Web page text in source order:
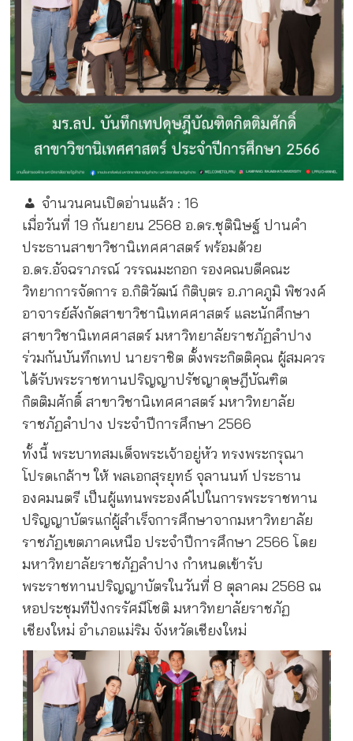
จำนวนคนเปิดอ่านแล้ว : 16
เมื่อวันที่ 19 กันยายน 2568 อ.ดร.ชุตินิษฐ์ ปานคำ
ประธานสาขาวิชานิเทศศาสตร์ พร้อมด้วย
อ.ดร.อัจฉราภรณ์ วรรณมะกอก รองคณบดีคณะ
วิทยาการจัดการ อ.กิติวัฒน์ กิติบุตร อ.ภาคภูมิ พิชวงค์
อาจารย์สังกัดสาขาวิชานิเทศศาสตร์ และนักศึกษา
สาขาวิชานิเทศศาสตร์ มหาวิทยาลัยราชภัฏลำปาง
ร่วมกันบันทึกเทป นายราชิต ตั้งพระกิตติคุณ ผู้สมควร
ได้รับพระราชทานปริญญาปรัชญาดุษฎีบัณฑิต
กิตติมศักดิ์ สาขาวิชานิเทศศาสตร์ มหาวิทยาลัย
ราชภัฏลำปาง ประจำปีการศึกษา 2566
ทั้งนี้ พระบาทสมเด็จพระเจ้าอยู่หัว ทรงพระกรุณา
โปรดเกล้าฯ ให้ พลเอกสุรยุทธ์ จุลานนท์ ประธาน
องคมนตรี เป็นผู้แทนพระองค์ไปในการพระราชทาน
ปริญญาบัตรแก่ผู้สำเร็จการศึกษาจากมหาวิทยาลัย
ราชภัฏเขตภาคเหนือ ประจำปีการศึกษา 2566 โดย
มหาวิทยาลัยราชภัฏลำปาง กำหนดเข้ารับ
พระราชทานปริญญาบัตรในวันที่ 8 ตุลาคม 2568 ณ
หอประชุมทีปังกรรัศมีโชติ มหาวิทยาลัยราชภัฏ
เชียงใหม่ อำเภอแม่ริม จังหวัดเชียงใหม่